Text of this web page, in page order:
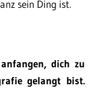
sein Ding ist.
dich zu
gelangt bist.